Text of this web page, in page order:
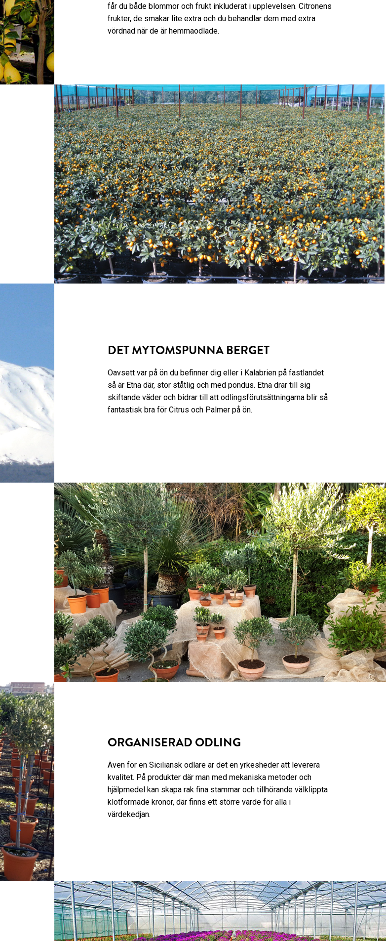
får du både blommor och frukt inkluderat i upplevelsen. Citronens
frukter, de smakar lite extra och du behandlar dem med extra
vördnad när de är hemmaodlade.
DET MYTOMSPUNNA BERGET
Oavsett var på ön du befinner dig eller i Kalabrien på fastlandet
så är Etna där, stor ståtlig och med pondus. Etna drar till sig
skiftande väder och bidrar till att odlingsförutsättningarna blir så
fantastisk bra för Citrus och Palmer på ön.
ORGANISERAD ODLING
Även för en Siciliansk odlare är det en yrkesheder att leverera
kvalitet. På produkter där man med mekaniska metoder och
hjälpmedel kan skapa rak fina stammar och tillhörande välklippta
klotformade kronor, där finns ett större värde för alla i
värdekedjan.